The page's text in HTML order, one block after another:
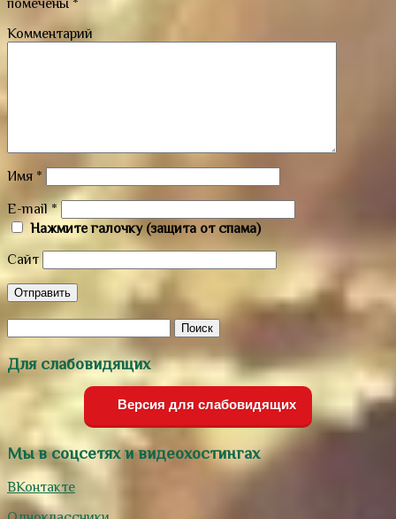
помечены *
Комментарий
Имя *
E-mail*
Нажмите галочку (защита от спама)
Сайт
Для слабовидящих
Версия для слабовидящих
Мы в соцсетях и видеохостингах
ВКонтакте